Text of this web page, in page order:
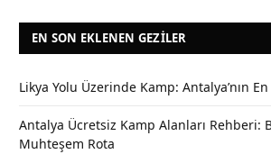
EN SON EKLENEN GEZILER
Likya Yolu Üzerinde Kamp: Antalya’nın
Antalya Ücretsiz Kamp Alanları Rehberi:
Muhteşem Rota